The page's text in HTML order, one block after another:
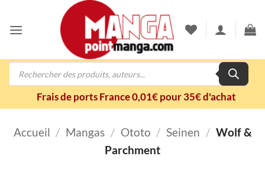
contenu
Recherche
Frais de ports France 0,01€ pour 35€ d'achat
Accueil / Mangas / Ototo / Seinen / Wolf &
Parchment